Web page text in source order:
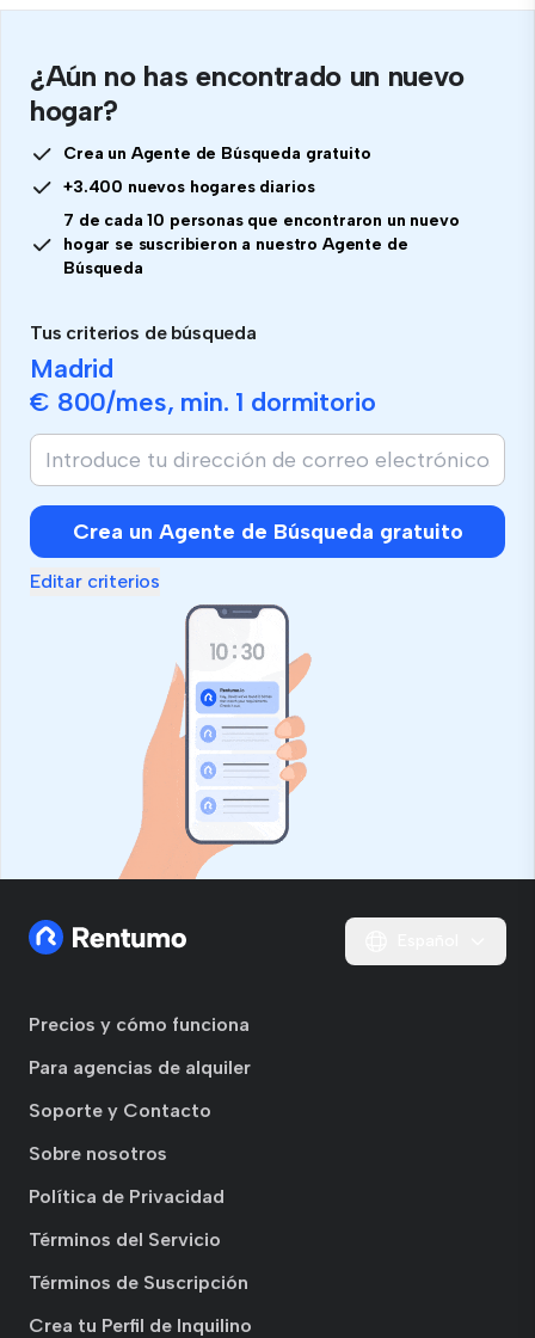
¿Aún no has encontrado un nuevo
hogar?
Crea un Agente de Búsqueda gratuito
+3.400 nuevos hogares diarios
7 de cada 10 personas que encontraron un nuevo
hogar se suscribieron a nuestro Agente de
Búsqueda
Tus criterios de búsqueda
Madrid
€ 800/mes, min. 1 dormitorio
Crea un Agente de Búsqueda gratuito
Editar criterios
Precios y cómo funciona
Para agencias de alquiler
Soporte y Contacto
Sobre nosotros
Política de Privacidad
Términos del Servicio
Términos de Suscripción
Crea tu Perfil de Inquilino